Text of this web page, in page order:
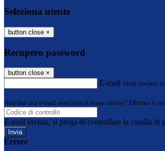
Seleziona utente
button close ×
Recupero password
button close ×
E-mail Verrà inviato
Non hai una e-mail associata al nome utente? Effettua il
E-mail inviata, si prega di controllare la casella di
Errore